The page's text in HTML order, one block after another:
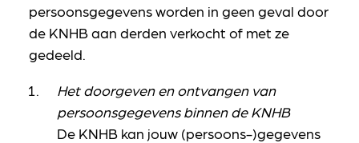
persoonsgegevens worden in geen geval door
de KNHB aan derden verkocht of met ze
gedeeld.
Het doorgeven en ontvangen van
persoonsgegevens binnen de KNHB
De KNHB kan jouw (persoons-)gegevens